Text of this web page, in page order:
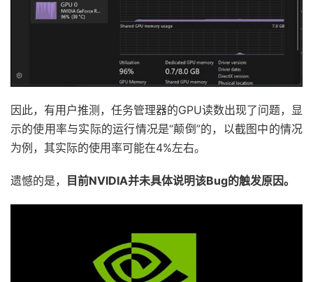
因此，有用户推测，任务管理器的GPU读数出现了问题，显
示的使用率与实际的运行情况是“颠倒”的，以截图中的情况
为例，其实际的使用率可能在4%左右。
遗憾的是， 目前NVIDIA并未具体说明该Bug的触发原因。